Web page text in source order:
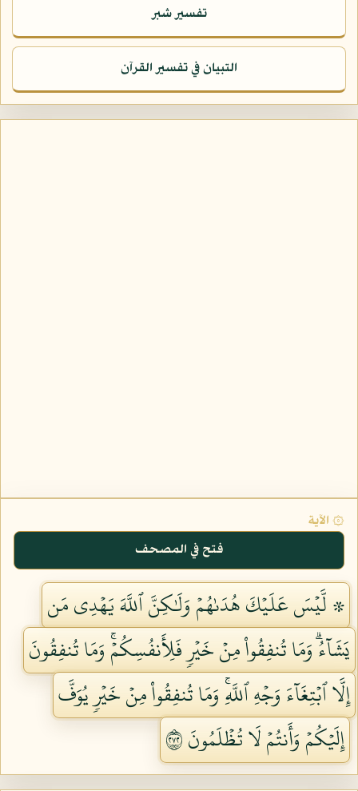
تفسير شبر
التبيان في تفسير القرآن
۞ الآية
فتح في المصحف
۞ لَّيۡسَ عَلَيۡكَ هُدَىٰهُمۡ وَلَٰكِنَّ ٱللَّهَ يَهۡدِي مَن
يَشَآءُۗ وَمَا تُنفِقُواْ مِنۡ خَيۡرٖ فَلِأَنفُسِكُمۡۚ وَمَا تُنفِقُونَ
إِلَّا ٱبۡتِغَآءَ وَجۡهِ ٱللَّهِۚ وَمَا تُنفِقُواْ مِنۡ خَيۡرٖ يُوَفَّ
إِلَيۡكُمۡ وَأَنتُمۡ لَا تُظۡلَمُونَ ٢٧٢